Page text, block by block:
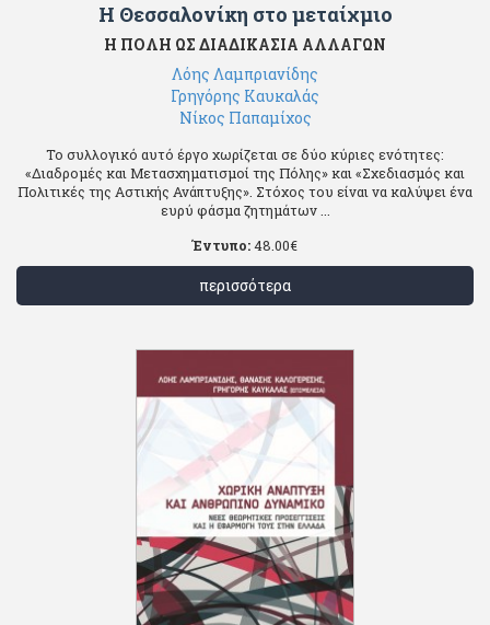
Η Θεσσαλονίκη στο μεταίχμιο
Η ΠΟΛΗ ΩΣ ΔΙΑΔΙΚΑΣΙΑ ΑΛΛΑΓΩΝ
Λόης Λαμπριανίδης
Γρηγόρης Καυκαλάς
Νίκος Παπαμίχος
Το συλλογικό αυτό έργο χωρίζεται σε δύο κύριες ενότητες:
«Διαδρομές και Μετασχηματισμοί της Πόλης» και «Σχεδιασμός και
Πολιτικές της Αστικής Ανάπτυξης». Στόχος του είναι να καλύψει ένα
ευρύ φάσμα ζητημάτων ...
Έντυπο:48.00€
περισσότερα